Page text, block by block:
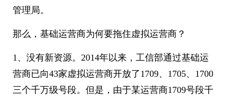
管理局。
那么，基础运营商为何要拖住虚拟运营商？
1、没有新资源。2014年以来，工信部通过基础运
营商已向43家虚拟运营商开放了1709、1705、1700
三个千万级号段。但是，由于某运营商1709号段千